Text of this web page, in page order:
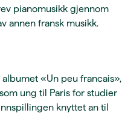
pianomusikk gjennom
annen fransk musikk.
«Un peu francais»,
ung til Paris for studier
knyttet an til